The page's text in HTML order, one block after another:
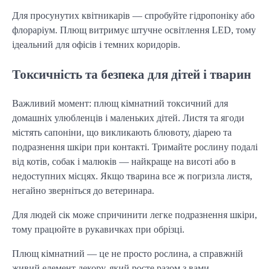
Для просунутих квітникарів — спробуйте гідропоніку або
флораріум. Плющ витримує штучне освітлення LED, тому
ідеальний для офісів і темних коридорів.
Токсичність та безпека для дітей і тварин
Важливий момент: плющ кімнатний токсичний для
домашніх улюбленців і маленьких дітей. Листя та ягоди
містять сапоніни, що викликають блювоту, діарею та
подразнення шкіри при контакті. Тримайте рослину подалі
від котів, собак і малюків — найкраще на висоті або в
недоступних місцях. Якщо тварина все ж погризла листя,
негайно зверніться до ветеринара.
Для людей сік може спричинити легке подразнення шкіри,
тому працюйте в рукавичках при обрізці.
Плющ кімнатний — це не просто рослина, а справжній